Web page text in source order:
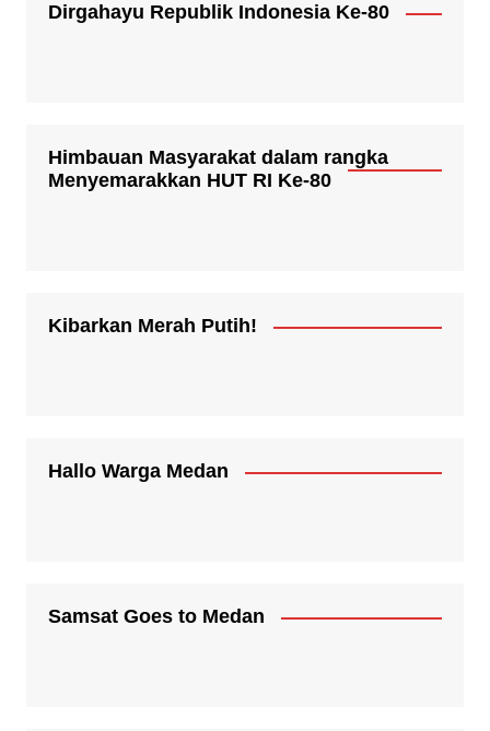
Dirgahayu Republik Indonesia Ke-80
Himbauan Masyarakat dalam rangka
Menyemarakkan HUT RI Ke-80
Kibarkan Merah Putih!
Hallo Warga Medan
Samsat Goes to Medan